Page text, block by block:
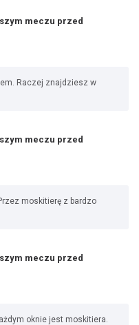
meczu przed
Raczej znajdziesz w
meczu przed
moskitierę z bardzo
meczu przed
oknie jest moskitiera.